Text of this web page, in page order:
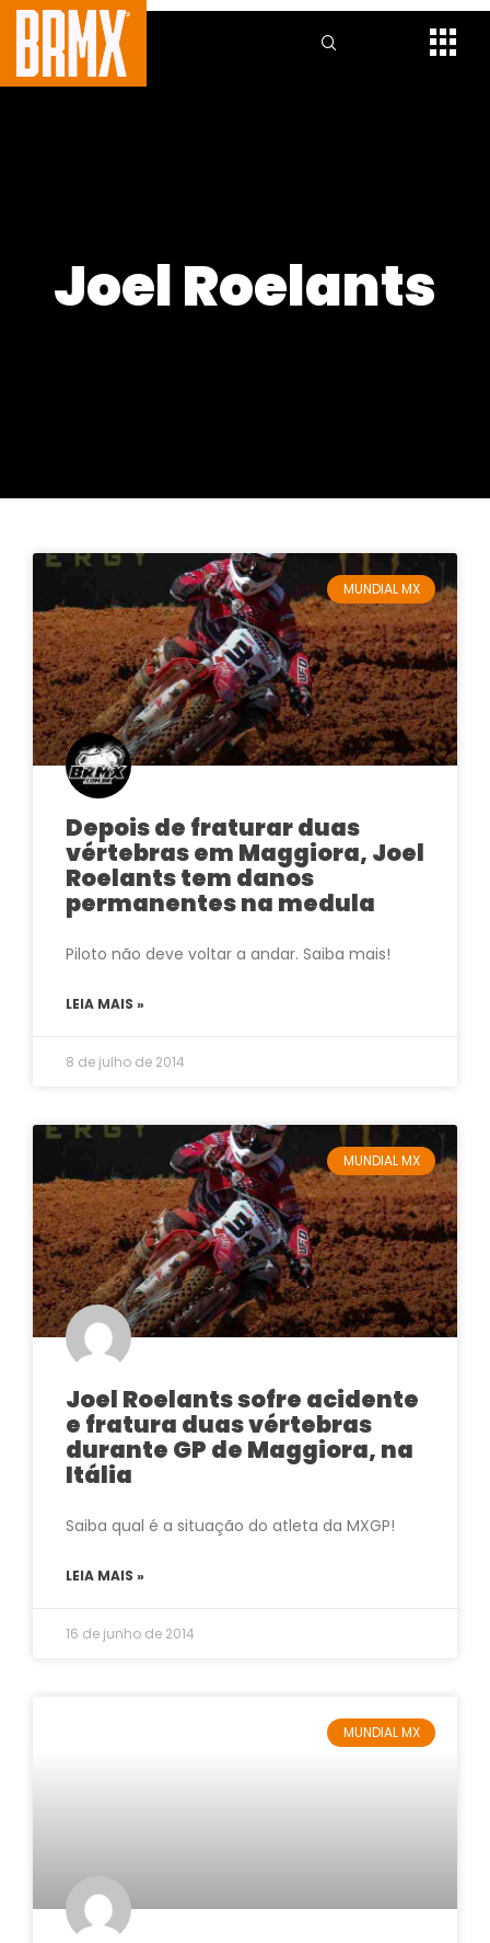
Joel Roelants
MUNDIAL MX
Depois de fraturar duas
vértebras em Maggiora, Joel
Roelants tem danos
permanentes na medula
Piloto não deve voltar a andar. Saiba mais!
LEIA MAIS »
8 de julho de 2014
MUNDIAL MX
Joel Roelants sofre acidente
e fratura duas vértebras
durante GP de Maggiora, na
Itália
Saiba qual é a situação do atleta da MXGP!
LEIA MAIS »
16 de junho de 2014
MUNDIAL MX